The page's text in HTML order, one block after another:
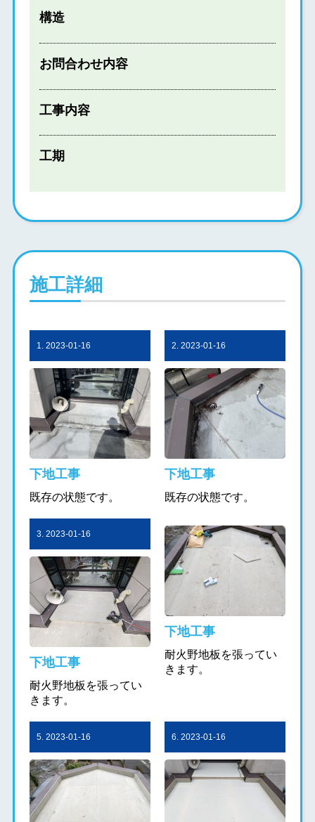
構造
お問合わせ内容
工事内容
工期
施工詳細
1. 2023-01-16
下地工事
既存の状態です。
2. 2023-01-16
下地工事
既存の状態です。
3. 2023-01-16
下地工事
耐火野地板を張ってい
きます。
下地工事
耐火野地板を張ってい
きます。
5. 2023-01-16 6. 2023-01-16